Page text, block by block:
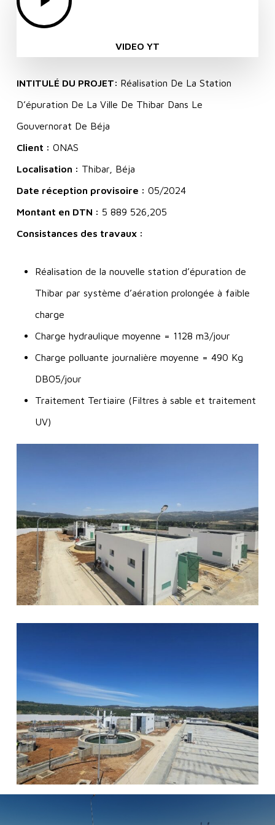
Video
VIDEO YT
INTITULÉ DU PROJET: Réalisation De La Station
D’épuration De La Ville De Thibar Dans Le
Gouvernorat De Béja
Client : ONAS
Localisation : Thibar, Béja
Date réception provisoire : 05/2024
Montant en DTN : 5 889 526,205
Consistances des travaux :
Réalisation de la nouvelle station d’épuration de
Thibar par système d’aération prolongée à faible
charge
Charge hydraulique moyenne = 1128 m3/jour
Charge polluante journalière moyenne = 490 Kg
DBO5/jour
Traitement Tertiaire (Filtres à sable et traitement
UV)